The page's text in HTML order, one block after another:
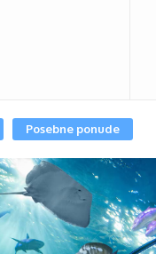
Posebne ponude